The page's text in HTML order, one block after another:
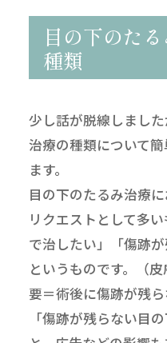
目の下のた
種類
少し話が脱線しまし
治療の種類について
ます。
目の下のたるみ治療
リクエストとして多
で治したい」「傷跡
というものです。（
要＝術後に傷跡が残ら
「傷跡が残らない目